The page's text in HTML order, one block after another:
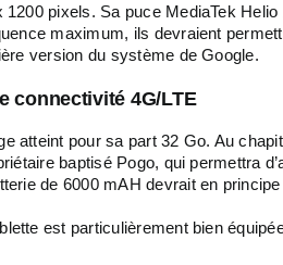
1200 pixels. Sa puce MediaTek
maximum, ils devraient
version du système de Google.
connectivité 4G/LTE
atteint pour sa part 32 Go. Au
baptisé Pogo, qui permettra
de 6000 mAH devrait en
est particulièrement bien